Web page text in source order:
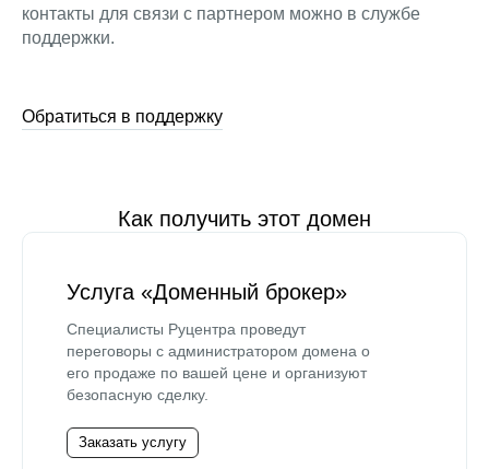
контакты для связи с партнером можно в службе
поддержки.
Обратиться в поддержку
Как получить этот домен
Услуга «Доменный брокер»
Специалисты Руцентра проведут
переговоры с администратором домена о
его продаже по вашей цене и организуют
безопасную сделку.
Заказать услугу